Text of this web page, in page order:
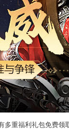
重福利礼包免费领